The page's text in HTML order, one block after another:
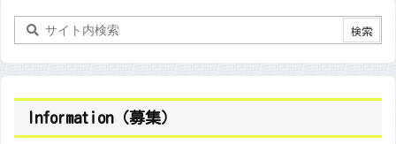
Information（募集）